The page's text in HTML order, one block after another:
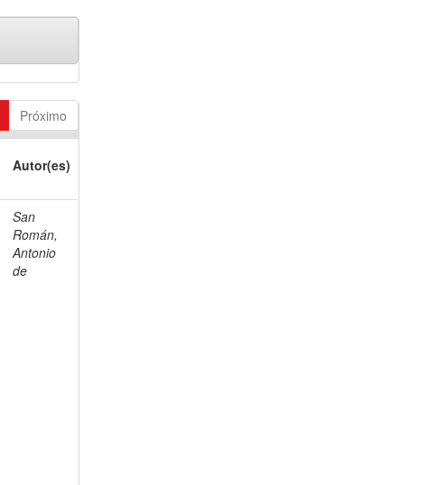
Próximo
Autor(es)
San
Román,
Antonio
de